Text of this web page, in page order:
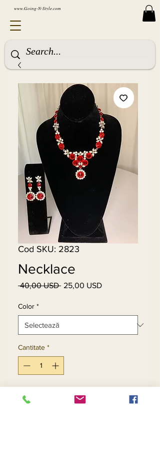
www.Going-N-Style.com
Cod SKU: 2823
Necklace
40,00 USD Preț
25,00 USDPreț
Color *
Cantitate *
Adaugă în coș